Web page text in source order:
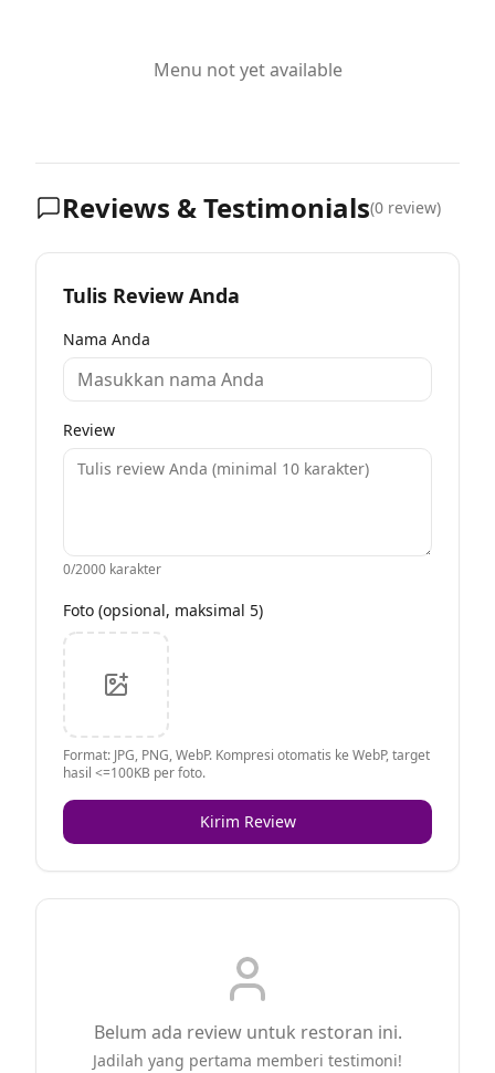
Menu not yet available
Reviews & Testimonials(0 review)
Tulis Review Anda
Nama Anda
Review
0/2000 karakter
Foto (opsional, maksimal 5)
Format: JPG, PNG, WebP. Kompresi otomatis ke WebP, target
hasil <=100KB per foto.
Kirim Review
Belum ada review untuk restoran ini.
Jadilah yang pertama memberi testimoni!